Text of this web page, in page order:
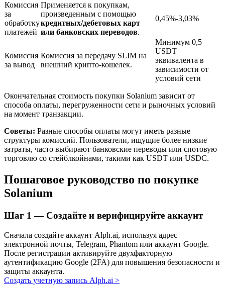
Авто Инвест
Получите долгосрочную прибыль и гибкие проценты
Комиссия
за
обработку
платежей
Применяется к покупкам,
произведенным с помощью
кредитных/дебетовых карт
или банковских переводов.
0,45%-3,03%
Комиссия
за вывод
Комиссия за передачу SLIM на
внешний крипто-кошелек.
Минимум 0,5
USDT
эквивалента в
зависимости от
условий сети
Окончательная стоимость покупки Solanium зависит от
способа оплаты, перегруженности сети и рыночных условий
на момент транзакции.
Советы: Разные способы оплаты могут иметь разные
структуры комиссий. Пользователи, ищущие более низкие
затраты, часто выбирают банковские переводы или спотовую
торговлю со стейблкойнами, такими как USDT или USDC.
Пошаговое руководство по покупке
Solanium
Шаг 1 — Создайте и верифицируйте аккаунт
Сначала создайте аккаунт Alph.ai, используя адрес
электронной почты, Telegram, Phantom или аккаунт Google.
После регистрации активируйте двухфакторную
аутентификацию Google (2FA) для повышения безопасности и
защиты аккаунта.
Создать учетную запись Alph.ai >